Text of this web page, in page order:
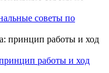
советы по
работы и ход